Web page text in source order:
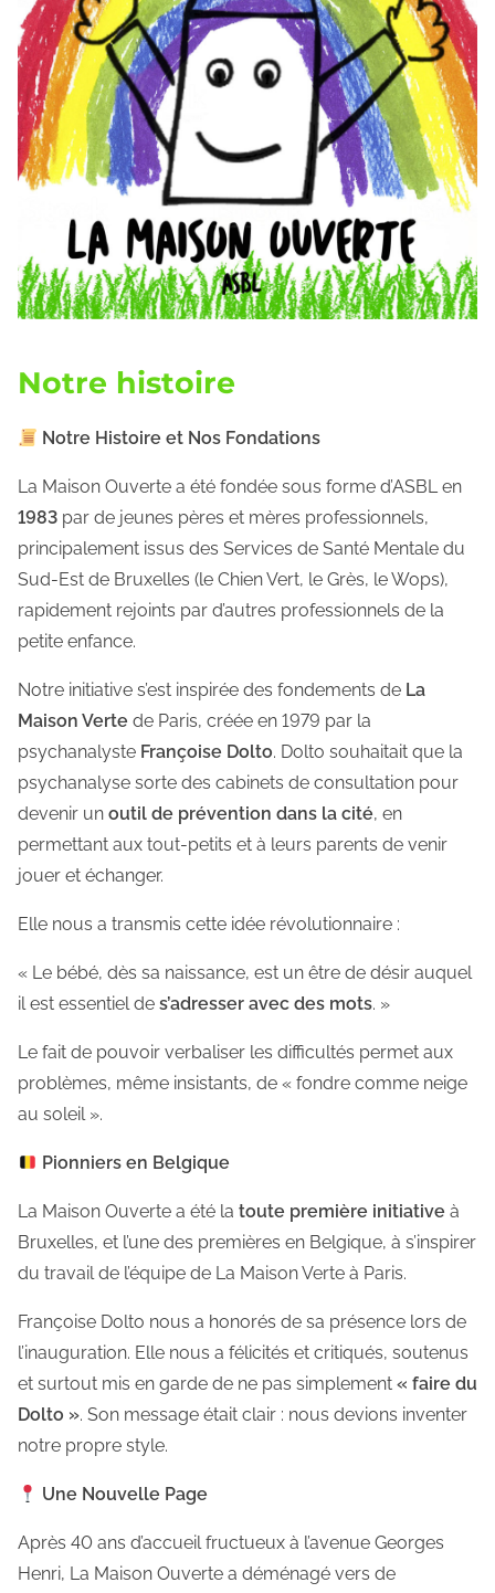
Notre histoire
Notre Histoire et Nos Fondations
La Maison Ouverte a été fondée sous forme d’ASBL en
1983 par de jeunes pères et mères professionnels,
principalement issus des Services de Santé Mentale du
Sud-Est de Bruxelles (le Chien Vert, le Grès, le Wops),
rapidement rejoints par d’autres professionnels de la
petite enfance.
Notre initiative s’est inspirée des fondements de La
Maison Verte de Paris, créée en 1979 par la
psychanalyste Françoise Dolto. Dolto souhaitait que la
psychanalyse sorte des cabinets de consultation pour
devenir un outil de prévention dans la cité, en
permettant aux tout-petits et à leurs parents de venir
jouer et échanger.
Elle nous a transmis cette idée révolutionnaire :
« Le bébé, dès sa naissance, est un être de désir auquel
il est essentiel de s’adresser avec des mots. »
Le fait de pouvoir verbaliser les difficultés permet aux
problèmes, même insistants, de « fondre comme neige
au soleil ».
Pionniers en Belgique
La Maison Ouverte a été la toute première initiative à
Bruxelles, et l’une des premières en Belgique, à s’inspirer
du travail de l’équipe de La Maison Verte à Paris.
Françoise Dolto nous a honorés de sa présence lors de
l’inauguration. Elle nous a félicités et critiqués, soutenus
et surtout mis en garde de ne pas simplement « faire du
Dolto ». Son message était clair : nous devions inventer
notre propre style.
Une Nouvelle Page
Après 40 ans d’accueil fructueux à l’avenue Georges
Henri, La Maison Ouverte a déménagé vers de